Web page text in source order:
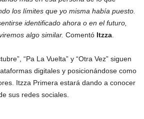
los límites que yo misma había puesto.
identificado ahora o en el futuro,
algo similar. Comentó Itzza
“Pa La Vuelta” y “Otra Vez” siguen
digitales y posicionándose como
Itzza Primera estará dando a conocer
sus redes sociales.